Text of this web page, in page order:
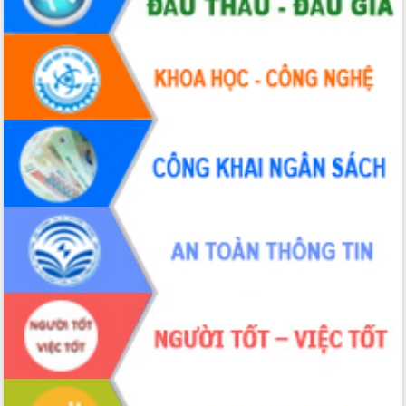
Tháo gỡ những vướng mắc, đẩy mạnh
công tác cải cách thủ tục hành chính
tại Trung tâm Phục vụ hành chính
công tỉnh
Đắk Lắk: Tôn vinh 46 giải pháp tại Hội
thi Sáng tạo Kỹ thuật 2024 - 2025
Đắk Lắk rà soát, điều chỉnh Đề án 190
về phát triển nuôi trồng thủy sản
Phó Chủ tịch UBND tỉnh Đắk Lắk
Trương Công Thái kiểm tra thực địa
Dự án cao tốc Khánh Hòa - Buôn Ma
Thuột
Định vị cà phê Việt Nam như một “di
sản sống” trong dòng chảy toàn cầu
Xây dựng nông thôn mới: Nâng cao đời
sống người dân từ những mô hình thiết
thực
Quyết liệt tháo gỡ vướng mắc, đẩy
nhanh tiến độ các dự án trọng điểm
trong Khu kinh tế Nam Phú Yên